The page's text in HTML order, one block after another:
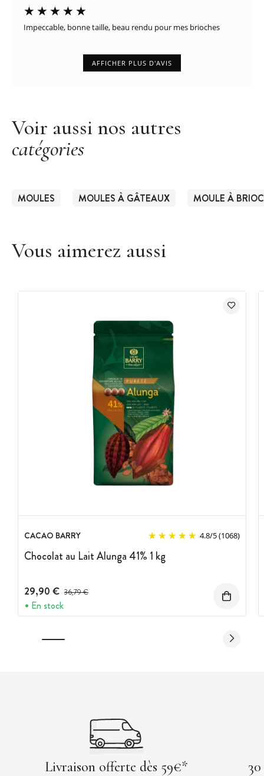
Impeccable, bonne taille, beau rendu pour mes brioches
AFFICHER PLUS D'AVIS
Voir aussi nos autres
catégories
MOULES MOULES À GÂTEAUX MOULE À
Vous aimerez aussi
CACAO BARRY 4.8/5(1068)
Chocolat au Lait Alunga 41% 1 kg
29,90 € Prix avant réduction :
36,79 €
En stock
Livraison offerte dès 59€*